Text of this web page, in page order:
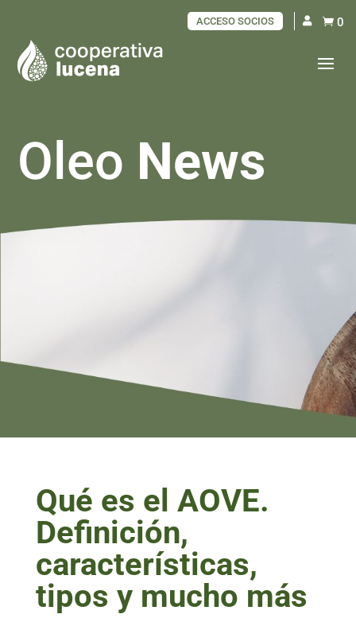
 0
ACCESO SOCIOS
Oleo News
Qué es el AOVE.
Definición,
características,
tipos y mucho más